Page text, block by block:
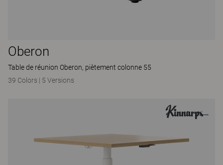
Oberon
Table de réunion Oberon, piètement colonne 55
39 Colors | 5 Versions